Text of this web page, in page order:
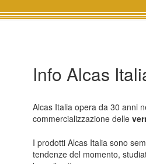
Info Alcas
Alcas Italia opera da 30 anni
commercializzazione delle
I prodotti Alcas Italia sono
tendenze del momento,